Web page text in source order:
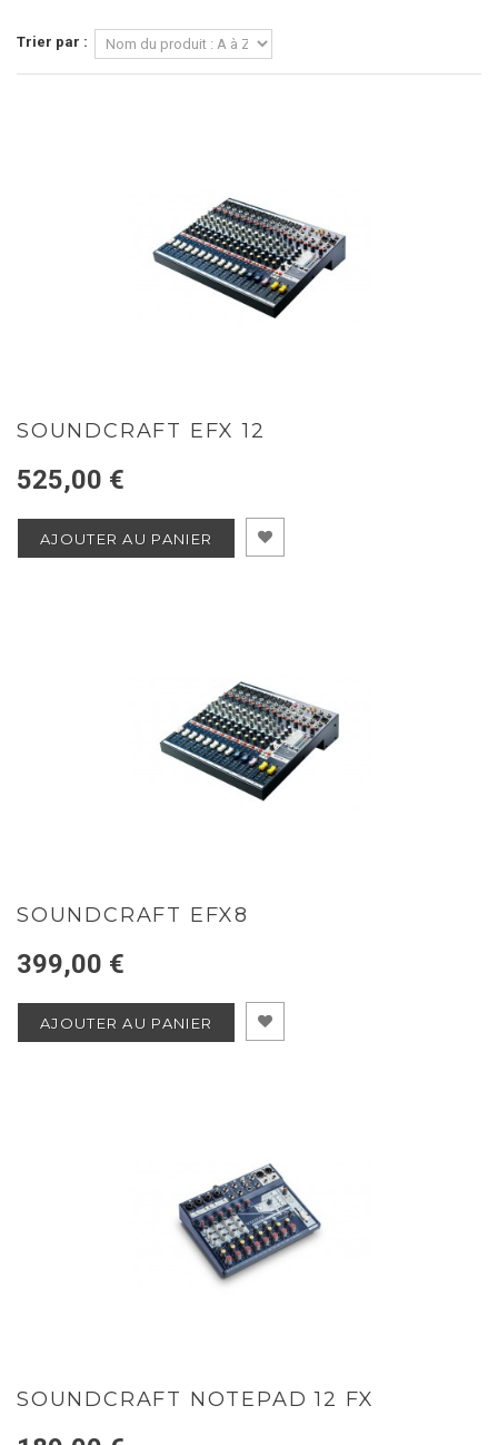
Trier par :
SOUNDCRAFT EFX 12
525,00 €
AJOUTER AU PANIER
SOUNDCRAFT EFX8
399,00 €
AJOUTER AU PANIER
SOUNDCRAFT NOTEPAD 12 FX